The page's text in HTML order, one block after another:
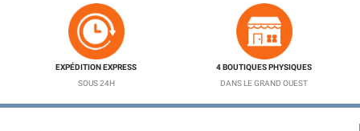
EXPÉDITION EXPRESS
SOUS 24H
4 BOUTIQUES PHYSIQUES
DANS LE GRAND OUEST